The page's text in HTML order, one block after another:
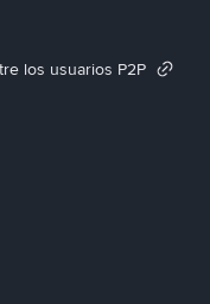
los usuarios P2P